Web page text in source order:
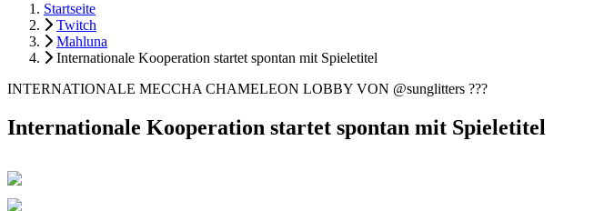
Startseite
Twitch
Mahluna
Internationale Kooperation startet spontan mit Spieletitel
INTERNATIONALE MECCHA CHAMELEON LOBBY VON @sunglitters ???
Internationale Kooperation startet spontan mit Spieletitel